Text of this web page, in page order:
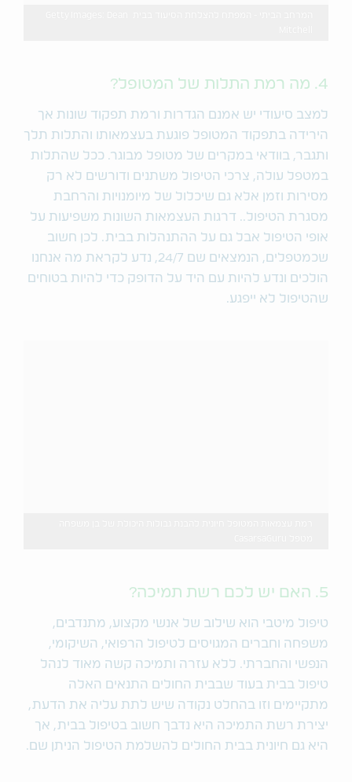
4. מה רמת התלות של המטופל?
למצב סיעודי יש אמנם הגדרות ורמת תפקוד שונות אך
הירידה בתפקוד המטופל פוגעת בעצמאותו והתלות תלך
ותגבר, בוודאי במקרים של מטופל מבוגר. ככל שהתלות
במטפל עולה, צרכי הטיפול משתנים ודורשים לא רק
מסירות וזמן אלא גם שיכלול של מיומנויות והרחבת
מסגרת הטיפול.. דרגות העצמאות השונות משפיעות על
אופי הטיפול אבל גם על ההתנהלות בבית. לכן חשוב
שכמטפלים, הנמצאים שם 24/7, נדע לקראת מה אנחנו
הולכים ונדע להיות עם היד על הדופק כדי להיות בטוחים
שהטיפול לא ייפגע.
5. האם יש לכם רשת תמיכה?
טיפול מיטבי הוא שילוב של אנשי מקצוע, מתנדבים,
משפחה וחברים המגויסים לטיפול הרפואי, השיקומי,
הנפשי והחברתי. ללא עזרה ותמיכה קשה מאוד לנהל
טיפול בבית בעוד שבבית החולים התנאים האלה
מתקיימים וזו בהחלט נקודה שיש לתת עליה את הדעת,
יצירת רשת התמיכה היא נדבך חשוב בטיפול בבית, אך
היא גם חיונית בבית החולים להשלמת הטיפול הניתן שם.